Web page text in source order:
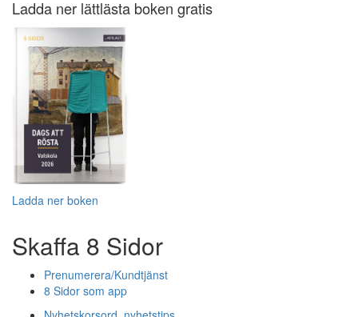
Ladda ner lättlästa boken gratis
Ladda ner boken
Skaffa 8 Sidor
Prenumerera/Kundtjänst
8 Sidor som app